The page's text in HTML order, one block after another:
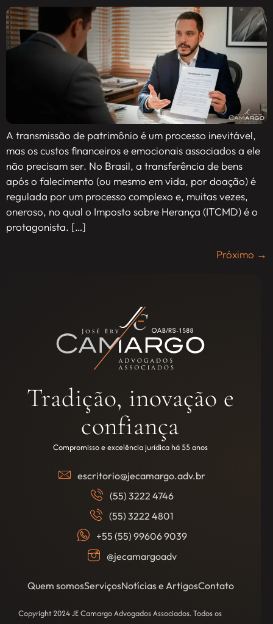
A transmissão de patrimônio é um processo inevitável,
mas os custos financeiros e emocionais associados a ele
não precisam ser. No Brasil, a transferência de bens
após o falecimento (ou mesmo em vida, por doação) é
regulada por um processo complexo e, muitas vezes,
oneroso, no qual o Imposto sobre Herança (ITCMD) é o
protagonista. […]
Próximo →
Tradição, inovação e
confiança
Compromisso e excelência jurídica há 55 anos
escritorio@jecamargo.adv.br
(55) 3222 4746
(55) 3222 4801
+55 (55) 99606 9039
@jecamargoadv
Copyright 2024 JE Camargo Advogados Associados. Todos os
Quem somosServiçosNotícias e ArtigosContato